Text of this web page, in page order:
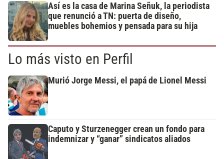
Así es la casa de Marina Señuk, la periodista
que renunció a TN: puerta de diseño,
muebles bohemios y pensada para su hija
Lo más visto en Perfil
Murió Jorge Messi, el papá de Lionel Messi
Caputo y Sturzenegger crean un fondo para
indemnizar y “ganar” sindicatos aliados